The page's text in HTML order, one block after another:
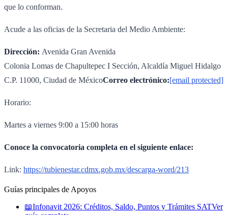
que lo conforman.
Acude a las oficias de la Secretaria del Medio Ambiente:
Dirección: Avenida Gran Avenida
Colonia Lomas de Chapultepec I Sección, Alcaldía Miguel Hidalgo
C.P. 11000, Ciudad de MéxicoCorreo electrónico:[email protected]
Horario:
Martes a viernes 9:00 a 15:00 horas
Conoce la convocatoria completa en el siguiente enlace:
Link: https://tubienestar.cdmx.gob.mx/descarga-word/213
Guías principales de Apoyos
📖Infonavit 2026: Créditos, Saldo, Puntos y Trámites SATVer